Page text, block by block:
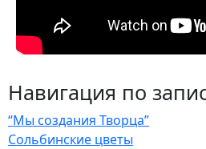
Навигация по
“Мы создания Творца”
Сольбинские цветы